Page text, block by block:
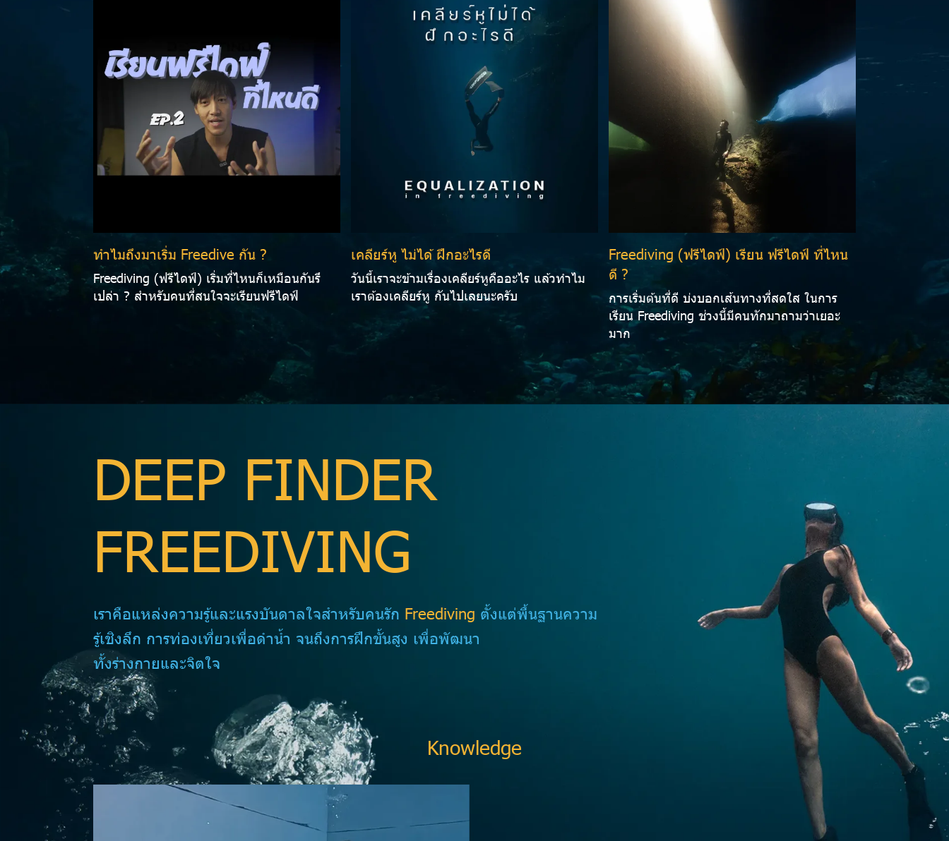
ทำไมถึงมาเริ่ม Freedive กัน ?
Freediving (ฟรีไดฟ์) เริ่มที่ไหนก็เหมือนกันรึ
เปล่า ? สำหรับคนที่สนใจจะเรียนฟรีไดฟ์
เคลียร์หู ไม่ได้ ฝึกอะไรดี
วันนี้เราจะข้ามเรื่องเคลียร์หูคืออะไร แล้วทำไม
เราต้องเคลียร์หู กันไปเลยนะครับ
Freediving (ฟรีไดฟ์) เรียน ฟรีไดฟ์ ที่ไหน
ดี ?
การเริ่มต้นที่ดี บ่งบอกเส้นทางที่สดใส ในการ
เรียน Freediving ช่วงนี้มีคนทักมาถามว่าเยอะ
มาก
DEEP FINDER
FREEDIVING
เราคือแหล่งความรู้และแรงบันดาลใจสำหรับคนรัก Freediving ตั้งแต่พื้นฐานความ
รู้เชิงลึก การท่องเที่ยวเพื่อดำน้ำ จนถึงการฝึกขั้นสูง เพื่อพัฒนา
ทั้งร่างกายและจิตใจ
Knowledge